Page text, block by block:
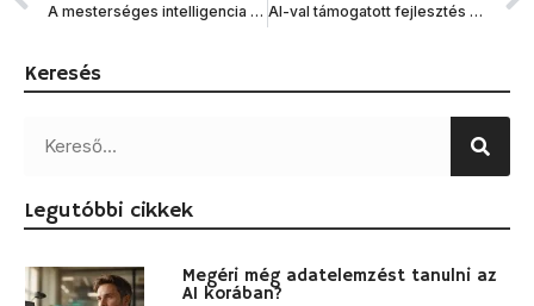
A mesterséges intelligencia mint mindent tudó félautonóm társfejlesztő AI-val támogatott fejlesztés és felelősség: tanulságok a Moonwell cbETH incidensből
Keresés
Legutóbbi cikkek
Megéri még adatelemzést tanulni az
AI korában?